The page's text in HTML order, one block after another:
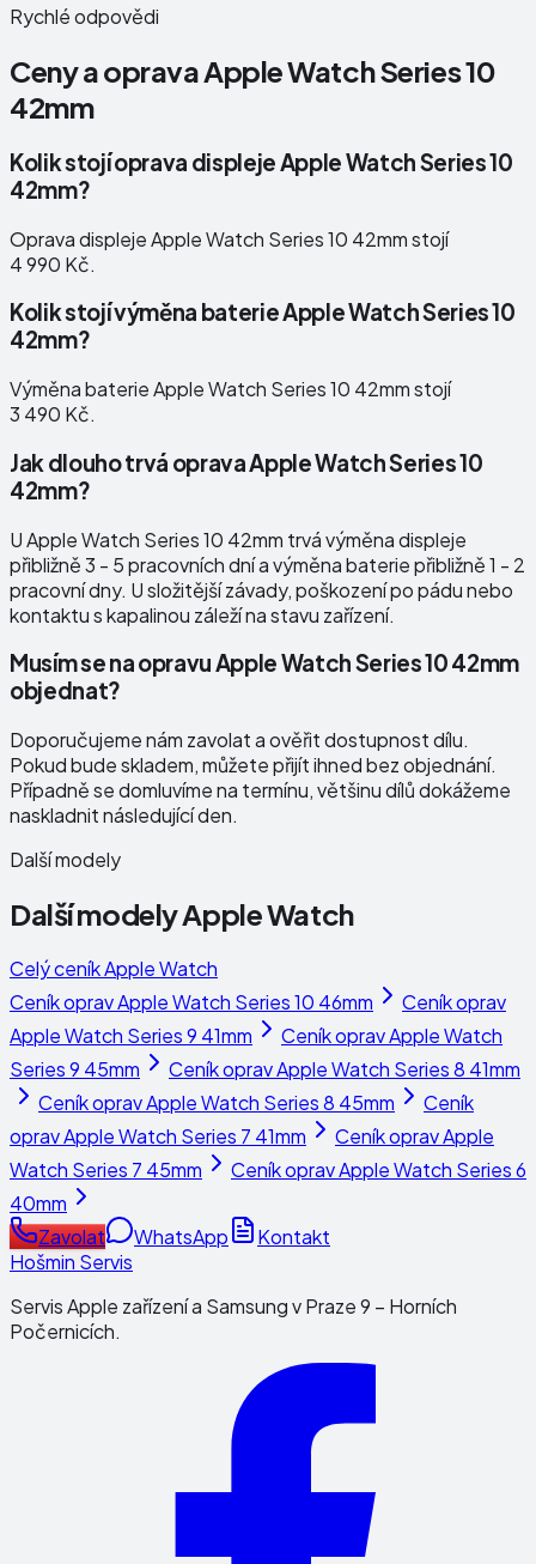
Rychlé odpovědi
Ceny a opravaApple Watch Series 10
42mm
Kolik stojí oprava displeje Apple Watch Series 10
42mm?
Oprava displeje Apple Watch Series 10 42mm stojí
4 990 Kč.
Kolik stojí výměna baterie Apple Watch Series 10
42mm?
Výměna baterie Apple Watch Series 10 42mm stojí
3 490 Kč.
Jak dlouho trvá oprava Apple Watch Series 10
42mm?
U Apple Watch Series 10 42mm trvá výměna displeje
přibližně 3 - 5 pracovních dní a výměna baterie přibližně 1 - 2
pracovní dny. U složitější závady, poškození po pádu nebo
kontaktu s kapalinou záleží na stavu zařízení.
Musím se na opravu Apple Watch Series 10 42mm
objednat?
Doporučujeme nám zavolat a ověřit dostupnost dílu.
Pokud bude skladem, můžete přijít ihned bez objednání.
Případně se domluvíme na termínu, většinu dílů dokážeme
naskladnit následující den.
Další modely
Další modelyApple Watch
Celý ceníkApple Watch
Ceník opravApple Watch Series 10 46mm
Ceník oprav
Apple Watch Series 9 41mm
Ceník opravApple Watch
Series 9 45mm
Ceník opravApple Watch Series 8 41mm
Ceník opravApple Watch Series 8 45mm
Ceník
opravApple Watch Series 7 41mm Ceník opravApple
Watch Series 7 45mm
Ceník opravApple Watch Series 6
40mm
Zavolat
WhatsApp
Kontakt
Hošmin Servis
Servis Apple zařízení a Samsung v Praze 9 – Horních
Počernicích.